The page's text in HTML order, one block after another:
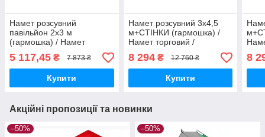
Намет розсувний
павільйон 2х3 м
(гармошка) / Намет
торговий / Альтанка
5 117,45 ₴ 7 873 ₴
Купити
Намет розсувний 3х4,5
м+СТІНКИ (гармошка) /
Намет торговий /
Альтанка/ Павільйон
8 294₴ 12 760 ₴
Купити
8
Акційні пропозиції та новинки
–50% –50%